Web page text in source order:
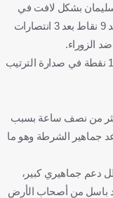
سليمان بشكل لافت في
الموسم الحالي، ويحتل الفريق المركز الرابع برصيد 9 نقاط بعد 3 انتصارات
الزوراء.
وارتفع رصيد أربيل بقيادة مدربه باسم قاسم إلى 13 نقطة في صدارة الترتيب
من نصف ساعة بسبب
جماهير الشرطة وهو ما
دعم جماهيري كبير،
باسل من أصحاب الأرض